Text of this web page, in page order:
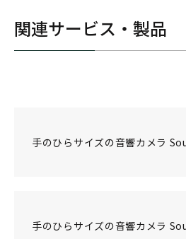
関連サービス・製品
手のひらサイズの音響カメラ
手のひらサイズの音響カメラ